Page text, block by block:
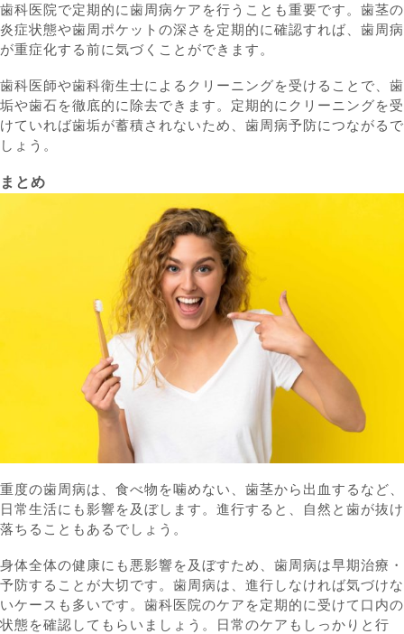
歯科医院で定期的に歯周病ケアを行うことも重要です。歯茎の
炎症状態や歯周ポケットの深さを定期的に確認すれば、歯周病
が重症化する前に気づくことができます。
歯科医師や歯科衛生士によるクリーニングを受けることで、歯
垢や歯石を徹底的に除去できます。定期的にクリーニングを受
けていれば歯垢が蓄積されないため、歯周病予防につながるで
しょう。
まとめ
重度の歯周病は、食べ物を噛めない、歯茎から出血するなど、
日常生活にも影響を及ぼします。進行すると、自然と歯が抜け
落ちることもあるでしょう。
身体全体の健康にも悪影響を及ぼすため、歯周病は早期治療・
予防することが大切です。歯周病は、進行しなければ気づけな
いケースも多いです。歯科医院のケアを定期的に受けて口内の
状態を確認してもらいましょう。日常のケアもしっかりと行